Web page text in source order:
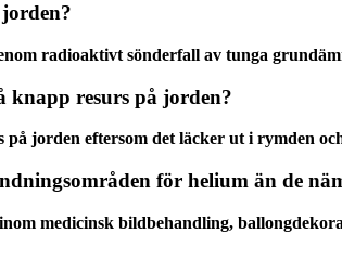
radioaktivt sönderfall av tunga
knapp resurs på jorden?
på jorden eftersom det läcker ut i rymden
för helium än de
medicinsk bildbehandling,